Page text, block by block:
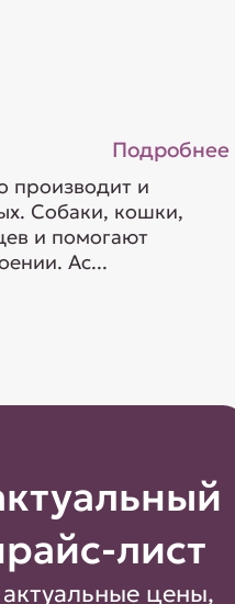
Подробнее
производит и
Собаки, кошки,
и помогают
Ас...
лист
актуальные цены,